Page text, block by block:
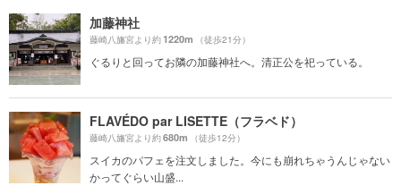
加藤神社
藤崎八旛宮より約1220m （徒歩21分）
ぐるりと回ってお隣の加藤神社へ。清正公を祀っている。
FLAVÉDO par LISETTE（フラベド）
藤崎八旛宮より約680m （徒歩12分）
スイカのパフェを注文しました。今にも崩れちゃうんじゃない
かってぐらい山盛...